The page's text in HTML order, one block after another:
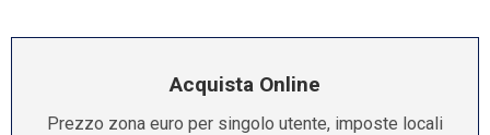
Acquista Online
Prezzo zona euro per singolo utente, imposte locali